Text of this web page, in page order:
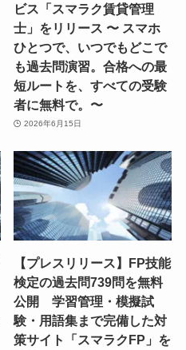
ビス「スマラク賃貸管理
士」をリリース 〜 スマホ
ひとつで、いつでもどこで
も過去問演習。合格への最
短ルートを、すべての受験
者に無料で。〜
2026年6月15日
【プレスリリース】FP技能
検定の過去問739問を無料
公開 学習管理・模擬試
験・用語集まで完備した対
策サイト「スマラクFP」を